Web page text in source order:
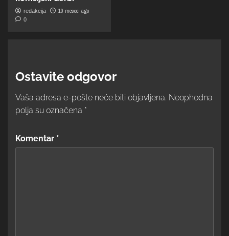
redakcija 10 meseci ago
0
Ostavite odgovor
Vaša adresa e-pošte neće biti objavljena. Neophodna
polja su označena *
Komentar *